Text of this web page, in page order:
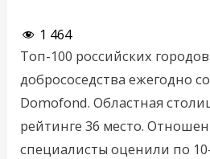
1 464
Топ-100 российских
добрососедства ежегодно
Domofond. Областная
рейтинге 36 место.
специалисты оценили по